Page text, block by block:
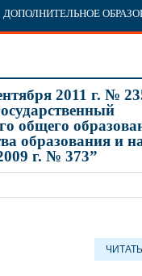
ДОПОЛНИТЕЛЬНОЕ
2011 г. №
общего
образования и
г. № 373”